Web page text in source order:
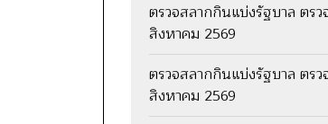
ตรวจสลากกินแบ่งรัฐบาล ตรว
สิงหาคม 2569
ตรวจสลากกินแบ่งรัฐบาล ตรว
สิงหาคม 2569